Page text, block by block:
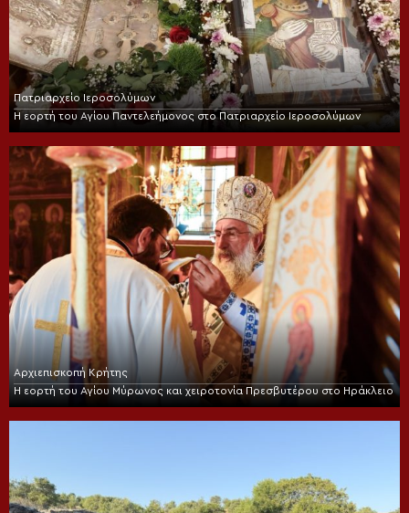
Πατριαρχείο Ιεροσολύμων
Η εορτή του Αγίου Παντελεήμονος στο Πατριαρχείο Ιεροσολύμων
Αρχιεπισκοπή Κρήτης
Η εορτή του Αγίου Μύρωνος και χειροτονία Πρεσβυτέρου στο Ηράκλειο